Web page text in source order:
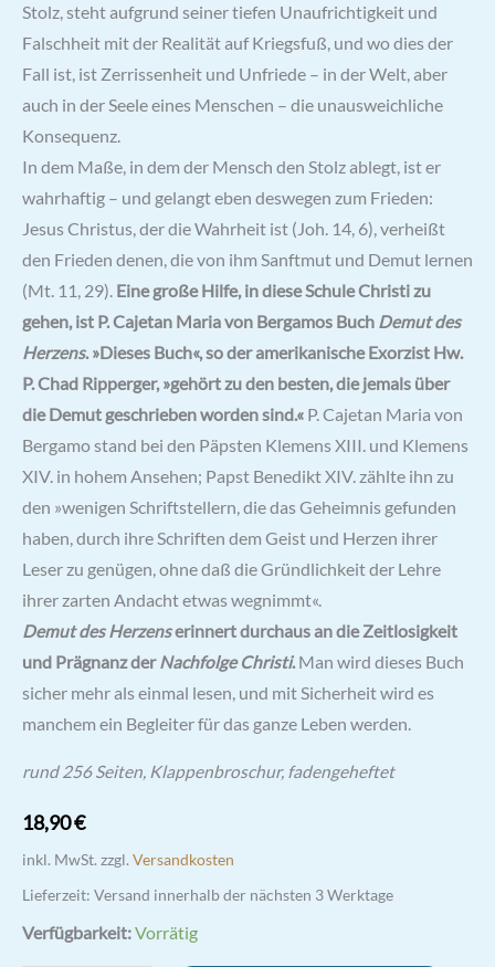
Stolz, steht aufgrund seiner tiefen Unaufrichtigkeit und
Falschheit mit der Realität auf Kriegsfuß, und wo dies der
Fall ist, ist Zerrissenheit und Unfriede – in der Welt, aber
auch in der Seele eines Menschen – die unausweichliche
Konsequenz.
In dem Maße, in dem der Mensch den Stolz ablegt, ist er
wahrhaftig – und gelangt eben deswegen zum Frieden:
Jesus Christus, der die Wahrheit ist (Joh. 14, 6), verheißt
den Frieden denen, die von ihm Sanftmut und Demut lernen
(Mt. 11, 29). Eine große Hilfe, in diese Schule Christi zu
gehen, ist P. Cajetan Maria von Bergamos Buch Demut des
Herzens. »Dieses Buch«, so der amerikanische Exorzist Hw.
P. Chad Ripperger, »gehört zu den besten, die jemals über
die Demut geschrieben worden sind.« P. Cajetan Maria von
Bergamo stand bei den Päpsten Klemens XIII. und Klemens
XIV. in hohem Ansehen; Papst Benedikt XIV. zählte ihn zu
den »wenigen Schriftstellern, die das Geheimnis gefunden
haben, durch ihre Schriften dem Geist und Herzen ihrer
Leser zu genügen, ohne daß die Gründlichkeit der Lehre
ihrer zarten Andacht etwas wegnimmt«.
Demut des Herzenserinnert durchaus an die Zeitlosigkeit
und Prägnanz derNachfolge Christi.Man wird dieses Buch
sicher mehr als einmal lesen, und mit Sicherheit wird es
manchem ein Begleiter für das ganze Leben werden.
rund 256 Seiten, Klappenbroschur, fadengeheftet
18,90€
inkl. MwSt. zzgl. Versandkosten
Lieferzeit: Versand innerhalb der nächsten 3 Werktage
Verfügbarkeit:Vorrätig